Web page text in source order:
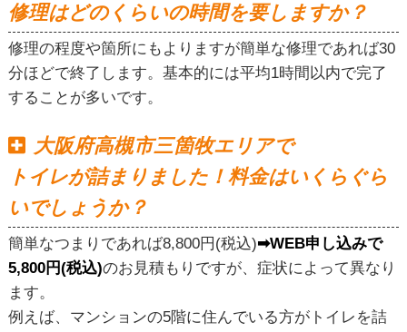
修理はどのくらいの時間を要しますか？
修理の程度や箇所にもよりますが簡単な修理であれば30
分ほどで終了します。基本的には平均1時間以内で完了
することが多いです。
大阪府高槻市三箇牧エリアで
トイレが詰まりました！料金はいくらぐら
いでしょうか？
簡単なつまりであれば8,800円(税込)➡WEB申し込みで
5,800円(税込)のお見積もりですが、症状によって異なり
ます。
例えば、マンションの5階に住んでいる方がトイレを詰